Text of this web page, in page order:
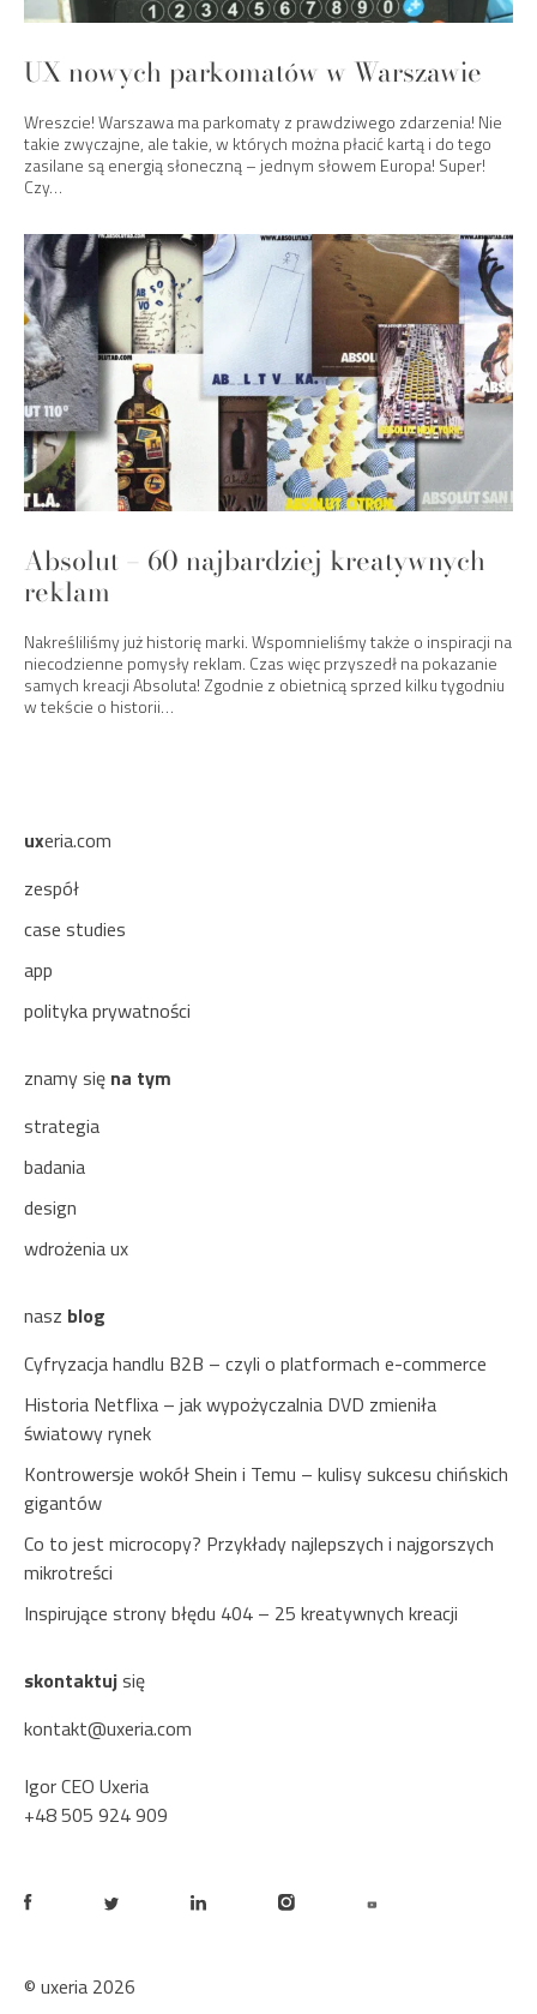
UX nowych parkomatów w Warszawie
Wreszcie! Warszawa ma parkomaty z prawdziwego zdarzenia! Nie
takie zwyczajne, ale takie, w których można płacić kartą i do tego
zasilane są energią słoneczną – jednym słowem Europa! Super!
Czy…
Absolut – 60 najbardziej kreatywnych
reklam
Nakreśliliśmy już historię marki. Wspomnieliśmy także o inspiracji na
niecodzienne pomysły reklam. Czas więc przyszedł na pokazanie
samych kreacji Absoluta! Zgodnie z obietnicą sprzed kilku tygodniu
w tekście o historii…
uxeria.com
zespół
case studies
app
polityka prywatności
znamy się na tym
strategia
badania
design
wdrożenia ux
nasz blog
Cyfryzacja handlu B2B – czyli o platformach e-commerce
Historia Netflixa – jak wypożyczalnia DVD zmieniła
światowy rynek
Kontrowersje wokół Shein i Temu – kulisy sukcesu chińskich
gigantów
Co to jest microcopy? Przykłady najlepszych i najgorszych
mikrotreści
Inspirujące strony błędu 404 – 25 kreatywnych kreacji
skontaktujsię
kontakt@uxeria.com
Igor CEO Uxeria
+48 505 924 909
© uxeria 2026